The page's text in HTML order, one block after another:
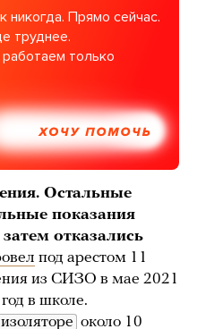
Прямо сейчас.
труднее.
только
ХОЧУ ПОМОЧЬ
Остальные
показания
отказались
под арестом 11
из СИЗО в мае 2021
в школе.
около 10